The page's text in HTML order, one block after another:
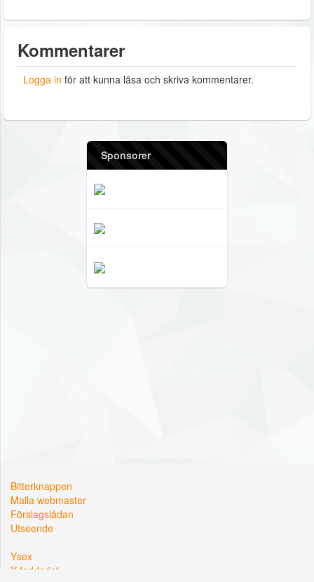
Kommentarer
Logga in för att kunna läsa och skriva kommentarer.
Sponsorer
Bitterknappen
Maila webmaster
Förslagslådan
Utseende
Ysex
Y-fadderiet